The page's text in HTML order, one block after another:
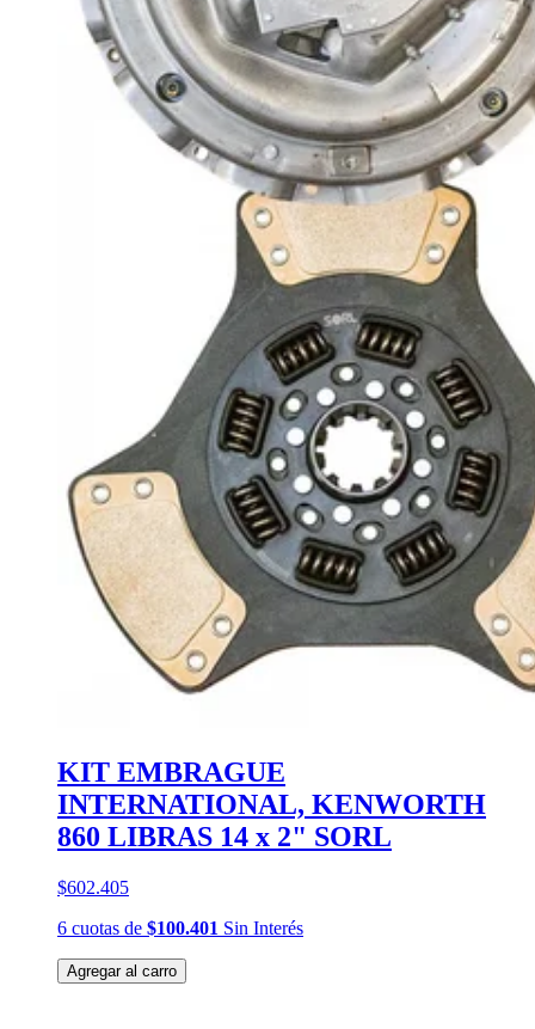
KIT EMBRAGUE
INTERNATIONAL, KENWORTH
860 LIBRAS 14 x 2" SORL
$602.405
6 cuotas de $100.401 Sin Interés
Agregar al carro